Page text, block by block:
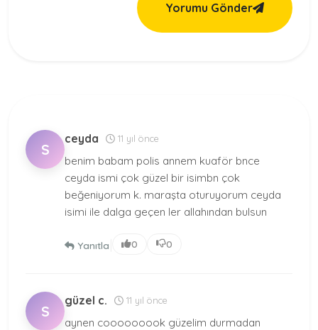
Yorumu Gönder
S
ceyda 11 yıl önce
benim babam polis annem kuaför bnce
ceyda ismi çok güzel bir isimbn çok
beğeniyorum k. maraşta oturuyorum ceyda
isimi ile dalga geçen ler allahından bulsun
Yanıtla 0 0
S
güzel c. 11 yıl önce
aynen cooooooook güzelim durmadan